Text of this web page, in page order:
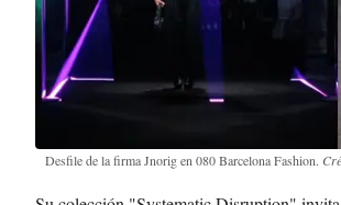
Desfile de la firma Jnorig en 080 Barcelona Fashion.